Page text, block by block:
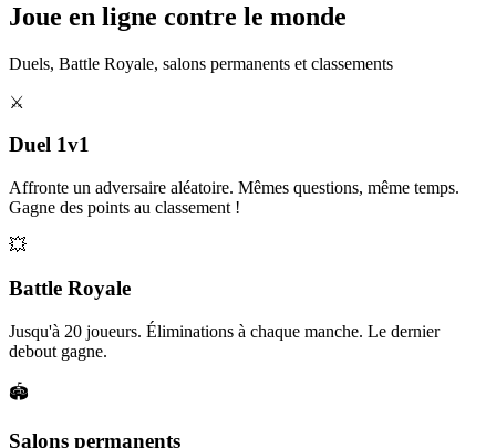
Joue en ligne contre le monde
Duels, Battle Royale, salons permanents et classements
⚔️
Duel 1v1
Affronte un adversaire aléatoire. Mêmes questions, même temps.
Gagne des points au classement !
💥
Battle Royale
Jusqu'à 20 joueurs. Éliminations à chaque manche. Le dernier
debout gagne.
🏟️
Salons permanents